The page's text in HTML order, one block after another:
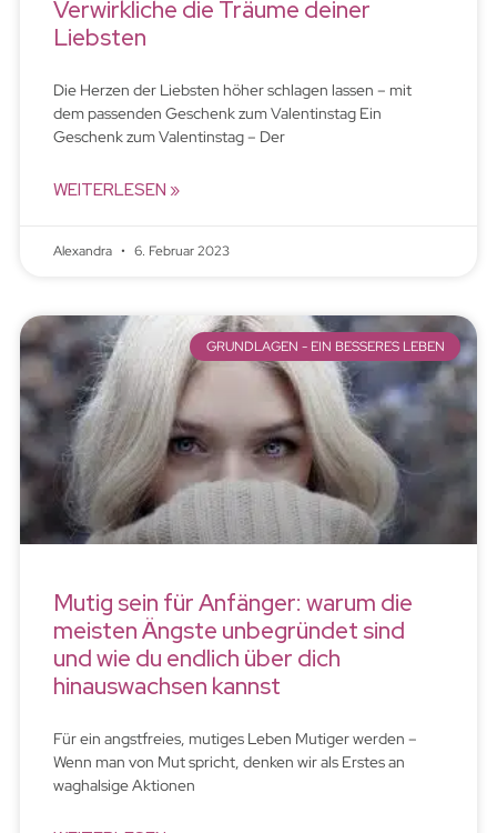
Verwirkliche die Träume deiner
Liebsten
Die Herzen der Liebsten höher schlagen lassen – mit
dem passenden Geschenk zum Valentinstag Ein
Geschenk zum Valentinstag – Der
WEITERLESEN »
Alexandra 6. Februar 2023
GRUNDLAGEN - EIN BESSERES LEBEN
Mutig sein für Anfänger: warum die
meisten Ängste unbegründet sind
und wie du endlich über dich
hinauswachsen kannst
Für ein angstfreies, mutiges Leben Mutiger werden –
Wenn man von Mut spricht, denken wir als Erstes an
waghalsige Aktionen